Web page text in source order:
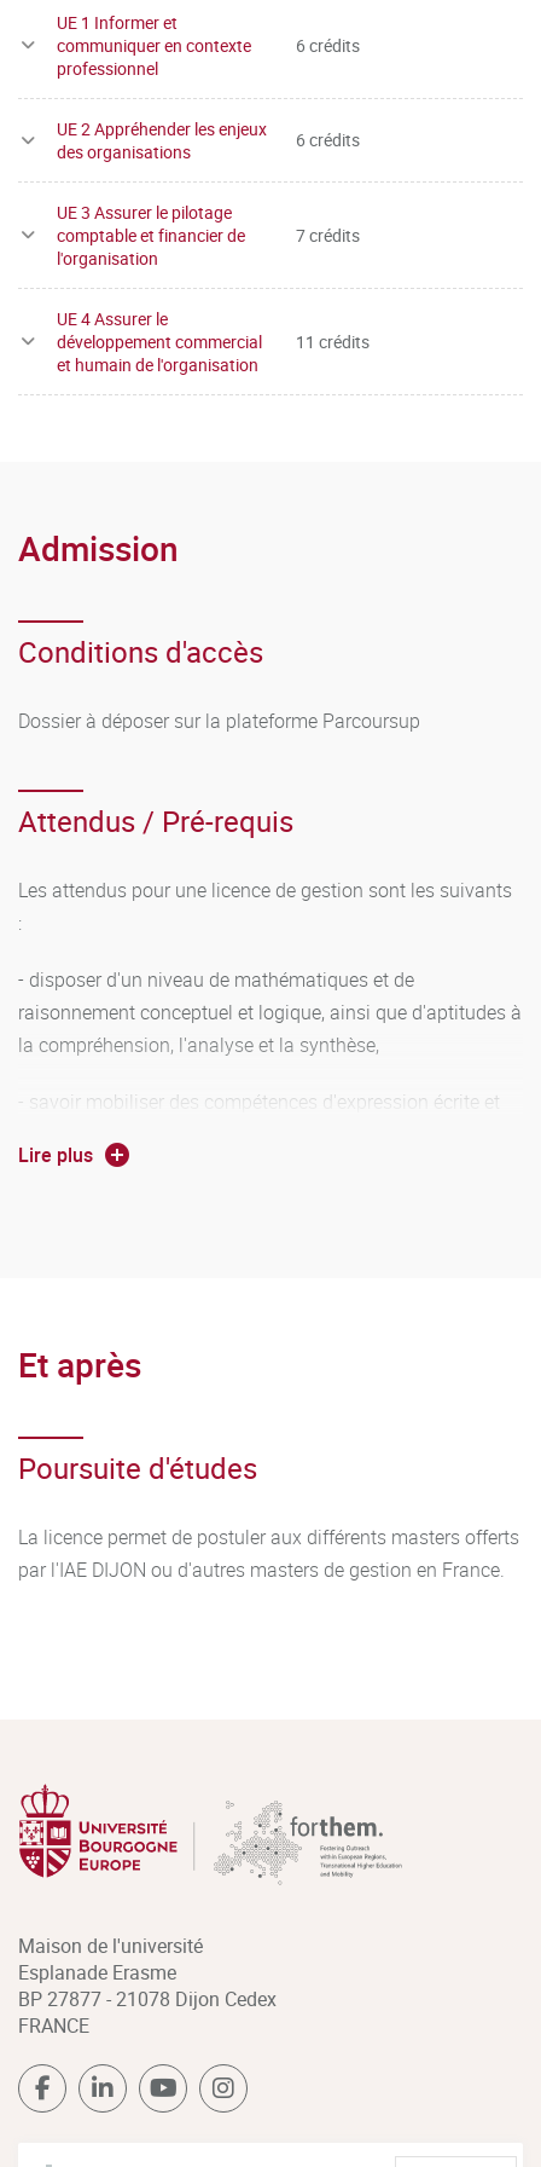
UE 1 Informer et
communiquer en contexte
professionnel
6 crédits
UE 2 Appréhender les enjeux
des organisations
6 crédits
UE 3 Assurer le pilotage
comptable et financier de
l'organisation
7 crédits
UE 4 Assurer le
développement commercial
et humain de l'organisation
11 crédits
Admission
Conditions d'accès
Dossier à déposer sur la plateforme Parcoursup
Attendus / Pré-requis
Les attendus pour une licence de gestion sont les suivants
:
- disposer d'un niveau de mathématiques et de
raisonnement conceptuel et logique, ainsi que d'aptitudes à
la compréhension, l'analyse et la synthèse,
- savoir mobiliser des compétences d'expression écrite et
un raisonnement,
et en autonomie,
domaines socio-économiques et managériaux.
Lire plus
Et après
Poursuite d'études
La licence permet de postuler aux différents masters offerts
par l'IAE DIJON ou d'autres masters de gestion en France.
Maison de l'université
Esplanade Erasme
BP 27877 - 21078 Dijon Cedex
FRANCE